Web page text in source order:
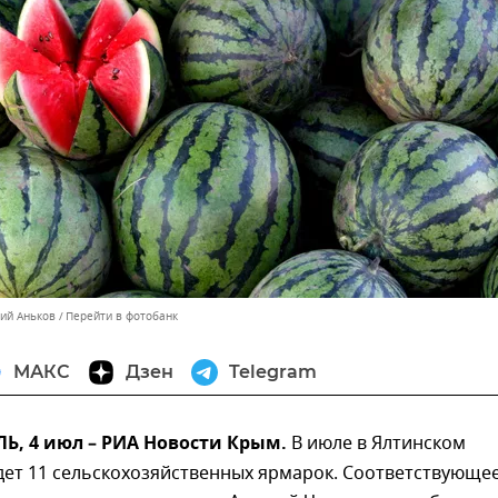
Аньков Перейти в фотобанк
МАКС Дзен Telegram
4 июл – РИА Новости Крым. В июле в Ялтинском
11 сельскохозяйственных ярмарок.